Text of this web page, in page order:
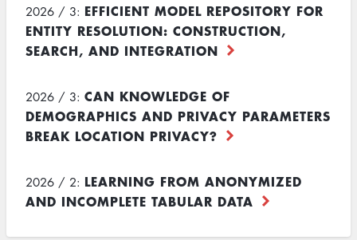
2026 / 3: EFFICIENT MODEL REPOSITORY FOR
ENTITY RESOLUTION: CONSTRUCTION,
SEARCH, AND INTEGRATION
2026 / 3: CAN KNOWLEDGE OF
DEMOGRAPHICS AND PRIVACY PARAMETERS
BREAK LOCATION PRIVACY?
2026 / 2: LEARNING FROM ANONYMIZED
AND INCOMPLETE TABULAR DATA